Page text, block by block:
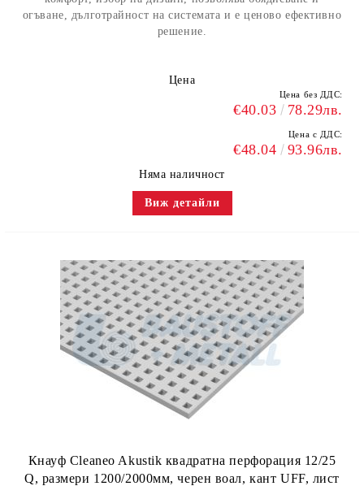
огъване, дълготрайност на системата и е ценово ефективно
решение.
Цена
Цена без ДДС:
€40.03 78.29лв.
Цена с ДДС:
€48.04 93.96лв.
Няма наличност
Виж детайли
Кнауф Cleaneo Akustik квадратна перфорация 12/25
Q, размери 1200/2000мм, черен воал, кант UFF, лист